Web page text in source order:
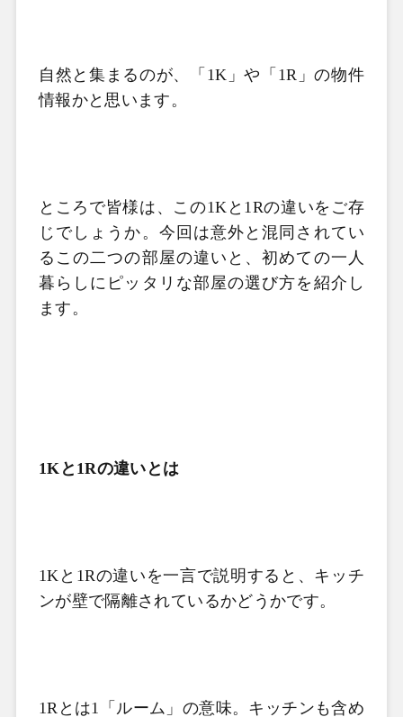
自然と集まるのが、「 1K 」や「 1R 」の物件
情報かと思います。
ところで皆様は、この1K と 1Rの違いをご存
じでしょうか。今回は意外と混同されてい
るこの二つの部屋の違いと、初めての一人
暮らしにピッタリな部屋の選び方を紹介し
ます。
1Kと1Rの違いとは
1K と 1Rの違いを一言で説明すると、キッチ
ンが壁で隔離されているかどうかです。
1R とは1 「ルーム」の意味。キッチンも含め